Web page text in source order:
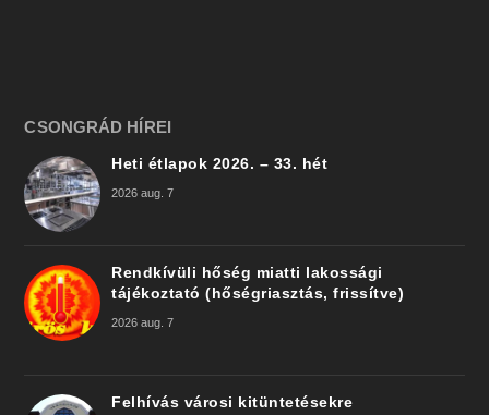
CSONGRÁD HÍREI
Heti étlapok 2026. – 33. hét
2026 aug. 7
Rendkívüli hőség miatti lakossági
tájékoztató (hőségriasztás, frissítve)
2026 aug. 7
Felhívás városi kitüntetésekre